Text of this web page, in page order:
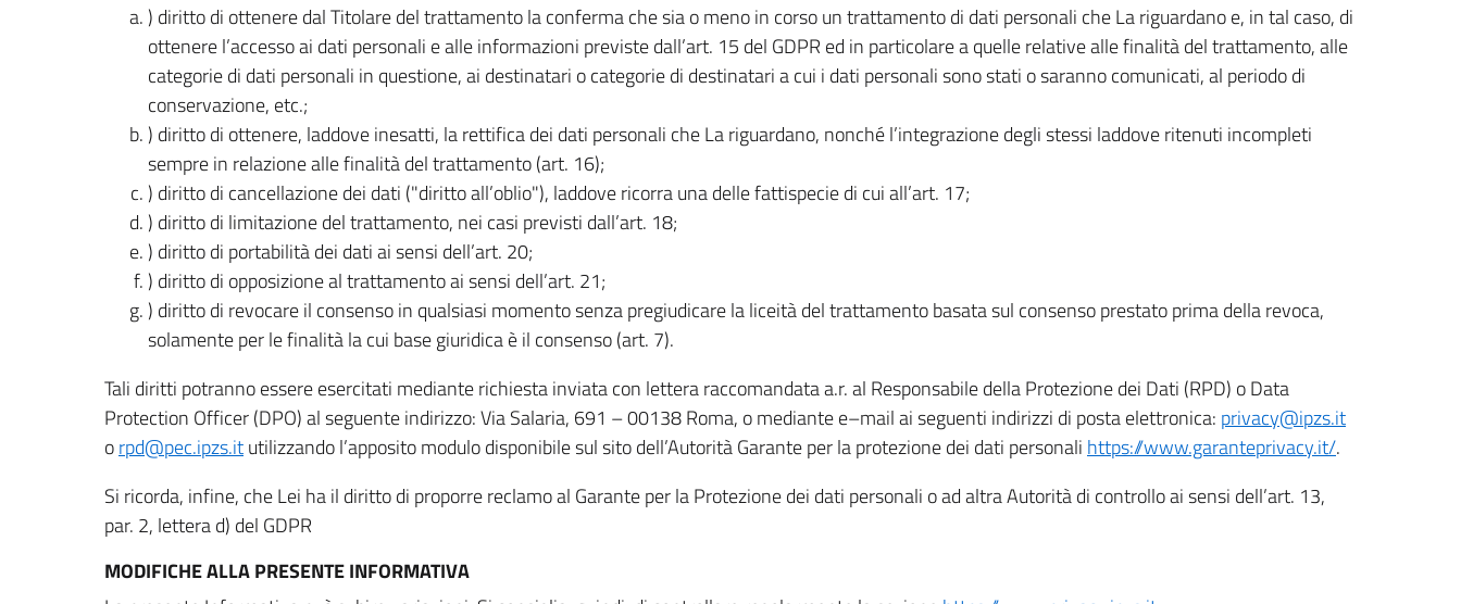
) diritto di ottenere dal Titolare del trattamento la conferma che sia o meno in corso un trattamento di dati personali che La riguardano e, in tal caso, di
ottenere l’accesso ai dati personali e alle informazioni previste dall’art. 15 del GDPR ed in particolare a quelle relative alle finalità del trattamento, alle
categorie di dati personali in questione, ai destinatari o categorie di destinatari a cui i dati personali sono stati o saranno comunicati, al periodo di
conservazione, etc.;
) diritto di ottenere, laddove inesatti, la rettifica dei dati personali che La riguardano, nonché l’integrazione degli stessi laddove ritenuti incompleti
sempre in relazione alle finalità del trattamento (art. 16);
) diritto di cancellazione dei dati ("diritto all’oblio"), laddove ricorra una delle fattispecie di cui all’art. 17;
) diritto di limitazione del trattamento, nei casi previsti dall’art. 18;
) diritto di portabilità dei dati ai sensi dell’art. 20;
) diritto di opposizione al trattamento ai sensi dell’art. 21;
) diritto di revocare il consenso in qualsiasi momento senza pregiudicare la liceità del trattamento basata sul consenso prestato prima della revoca,
solamente per le finalità la cui base giuridica è il consenso (art. 7).
Tali diritti potranno essere esercitati mediante richiesta inviata con lettera raccomandata a.r. al Responsabile della Protezione dei Dati (RPD) o Data
Protection Officer (DPO) al seguente indirizzo: Via Salaria, 691 – 00138 Roma, o mediante e–mail ai seguenti indirizzi di posta elettronica: privacy@ipzs.it
orpd@pec.ipzs.itutilizzando l’apposito modulo disponibile sul sito dell’Autorità Garante per la protezione dei dati personali https://www.garanteprivacy.it/.
Si ricorda, infine, che Lei ha il diritto di proporre reclamo al Garante per la Protezione dei dati personali o ad altra Autorità di controllo ai sensi dell’art. 13,
par. 2, lettera d) del GDPR
MODIFICHE ALLA PRESENTE INFORMATIVA